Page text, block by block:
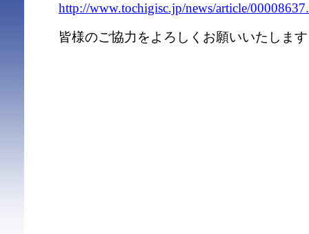
http://www.tochigisc.jp/news/article/
皆様のご協力をよろしくお願いいたしま